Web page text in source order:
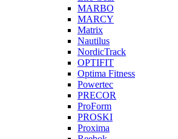
MARBO
MARCY
Matrix
Nautilus
NordicTrack
OPTIFIT
Optima Fitness
Powertec
PRECOR
ProForm
PROSKI
Proxima